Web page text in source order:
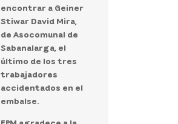
encontrar a Geiner
Stiwar David Mira,
de Asocomunal de
Sabanalarga, el
último de los tres
trabajadores
accidentados en el
embalse.